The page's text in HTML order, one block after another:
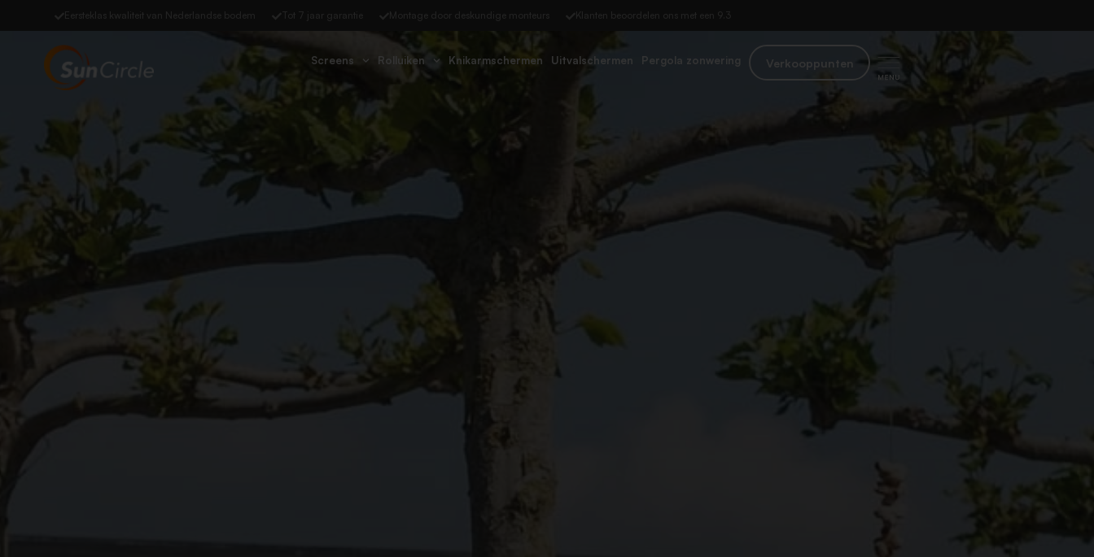
Screens Rolluiken Knikarmschermen Uitvalschermen Pergola zonwering Verkooppunten